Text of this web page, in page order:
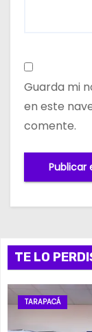
Guarda mi
en este
comente.
TE LO
TARAPACÁ